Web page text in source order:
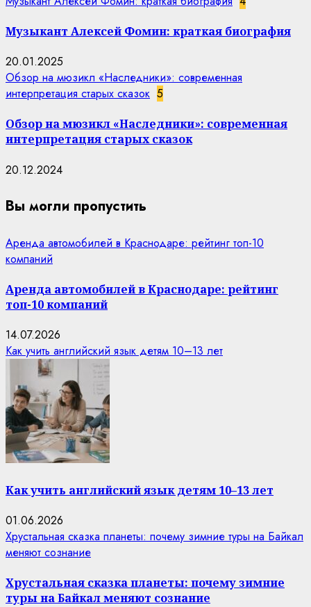
Музыкант Алексей Фомин: краткая биография
20.01.2025
Обзор на мюзикл «Наследники»: современная
интерпретация старых сказок 5
Обзор на мюзикл «Наследники»: современная
интерпретация старых сказок
20.12.2024
Вы могли пропустить
Аренда автомобилей в Краснодаре: рейтинг топ-10
компаний
Аренда автомобилей в Краснодаре: рейтинг
топ-10 компаний
14.07.2026
Как учить английский язык детям 10–13 лет
Как учить английский язык детям 10–13 лет
01.06.2026
Хрустальная сказка планеты: почему зимние туры на Байкал
меняют сознание
Хрустальная сказка планеты: почему зимние
туры на Байкал меняют сознание